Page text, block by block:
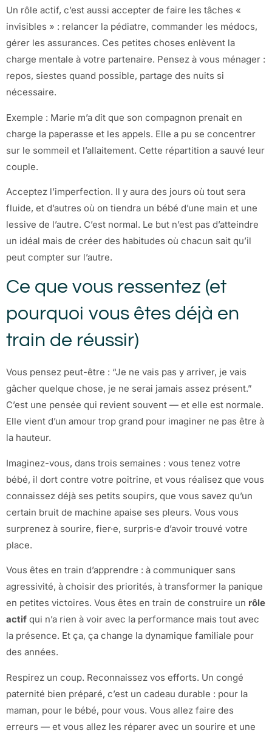
Un rôle actif, c’est aussi accepter de faire les tâches «
invisibles » : relancer la pédiatre, commander les médocs,
gérer les assurances. Ces petites choses enlèvent la
charge mentale à votre partenaire. Pensez à vous ménager :
repos, siestes quand possible, partage des nuits si
nécessaire.
Exemple : Marie m’a dit que son compagnon prenait en
charge la paperasse et les appels. Elle a pu se concentrer
sur le sommeil et l’allaitement. Cette répartition a sauvé leur
couple.
Acceptez l’imperfection. Il y aura des jours où tout sera
fluide, et d’autres où on tiendra un bébé d’une main et une
lessive de l’autre. C’est normal. Le but n’est pas d’atteindre
un idéal mais de créer des habitudes où chacun sait qu’il
peut compter sur l’autre.
Ce que vous ressentez (et
pourquoi vous êtes déjà en
train de réussir)
Vous pensez peut-être : “Je ne vais pas y arriver, je vais
gâcher quelque chose, je ne serai jamais assez présent.”
C’est une pensée qui revient souvent — et elle est normale.
Elle vient d’un amour trop grand pour imaginer ne pas être à
la hauteur.
Imaginez-vous, dans trois semaines : vous tenez votre
bébé, il dort contre votre poitrine, et vous réalisez que vous
connaissez déjà ses petits soupirs, que vous savez qu’un
certain bruit de machine apaise ses pleurs. Vous vous
surprenez à sourire, fier·e, surpris·e d’avoir trouvé votre
place.
Vous êtes en train d’apprendre : à communiquer sans
agressivité, à choisir des priorités, à transformer la panique
en petites victoires. Vous êtes en train de construire un rôle
actif qui n’a rien à voir avec la performance mais tout avec
la présence. Et ça, ça change la dynamique familiale pour
des années.
Respirez un coup. Reconnaissez vos efforts. Un congé
paternité bien préparé, c’est un cadeau durable : pour la
maman, pour le bébé, pour vous. Vous allez faire des
erreurs — et vous allez les réparer avec un sourire et une